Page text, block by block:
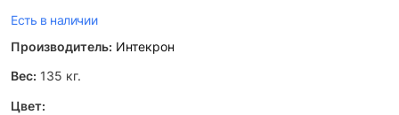
Есть в наличии
Производитель: Интекрон
Вес: 135 кг.
Цвет: